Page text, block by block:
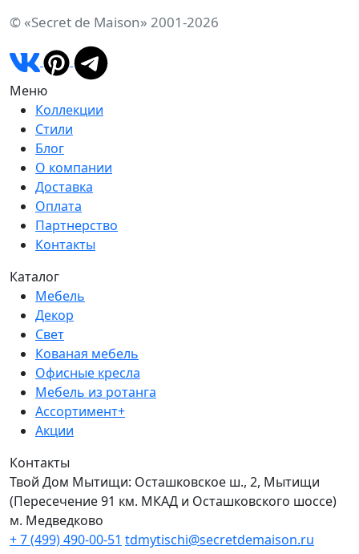
© «Secret de Maison» 2001-2026
Меню
Коллекции
Стили
Блог
О компании
Доставка
Оплата
Партнерство
Контакты
Каталог
Мебель
Декор
Свет
Кованая мебель
Офисные кресла
Мебель из ротанга
Ассортимент+
Акции
Контакты
Твой Дом Мытищи: Осташковское ш., 2, Мытищи
(Пересечение 91 км. МКАД и Осташковского шоссе)
м. Медведково
+ 7 (499) 490-00-51 tdmytischi@secretdemaison.ru